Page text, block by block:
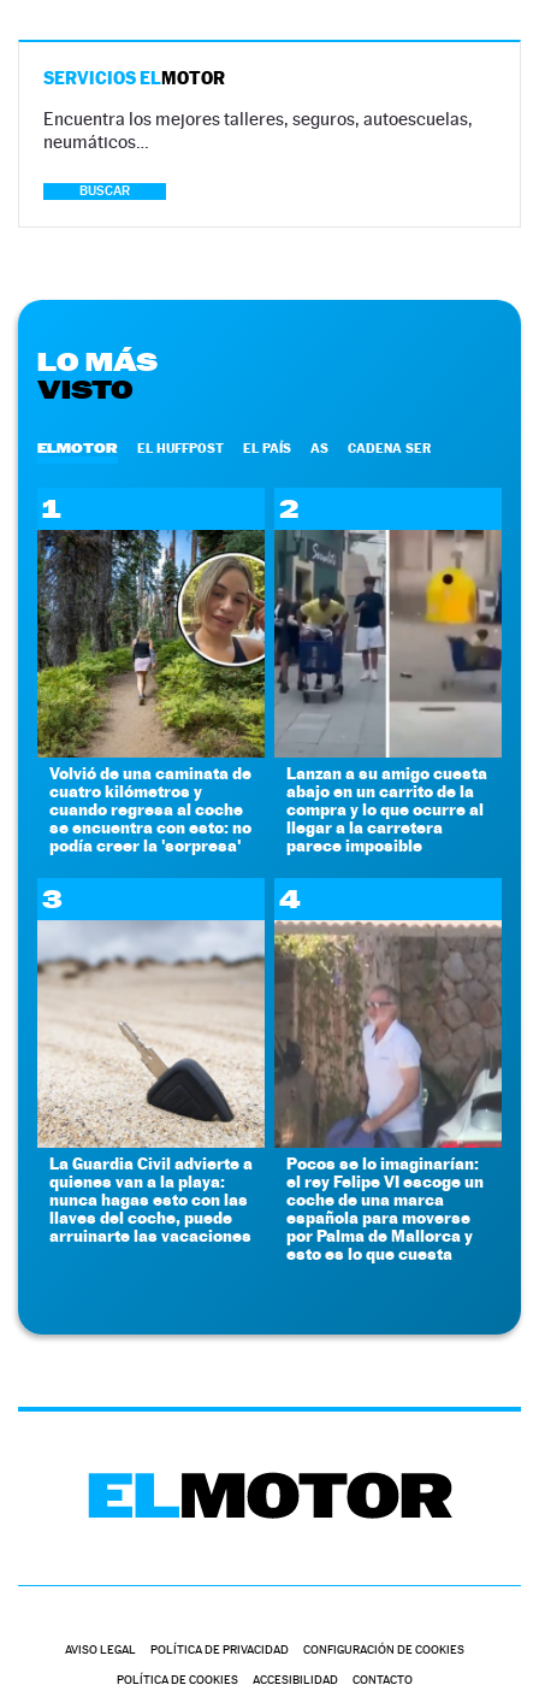
SERVICIOS ELMOTOR
Encuentra los mejores talleres, seguros, autoescuelas,
neumáticos…
BUSCAR
LO MÁS
VISTO
ELMOTOR EL HUFFPOST EL PAÍS AS CADENA SER
1
Volvió de una caminata de
cuatro kilómetros y
cuando regresa al coche
se encuentra con esto: no
podía creer la 'sorpresa'
2
Lanzan a su amigo cuesta
abajo en un carrito de la
compra y lo que ocurre al
llegar a la carretera
parece imposible
3
La Guardia Civil advierte a
quienes van a la playa:
nunca hagas esto con las
llaves del coche, puede
arruinarte las vacaciones
4
Pocos se lo imaginarían:
el rey Felipe VI escoge un
coche de una marca
española para moverse
por Palma de Mallorca y
esto es lo que cuesta
AVISO LEGAL POLÍTICA DE PRIVACIDAD CONFIGURACIÓN DE COOKIES
POLÍTICA DE COOKIES ACCESIBILIDAD CONTACTO